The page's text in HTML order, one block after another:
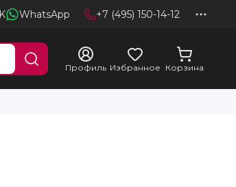
WhatsApp +7 (495) 150-14-12
Профиль Избранное Корзина